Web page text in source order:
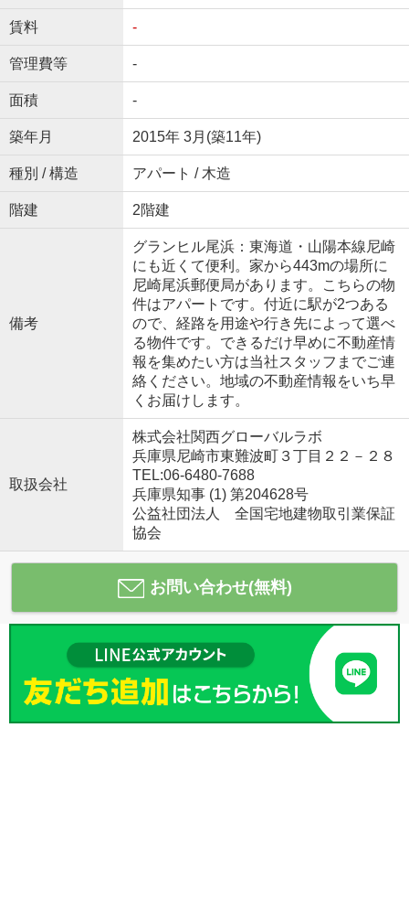
賃料 -
管理費等 -
面積 -
築年月 2015年 3月(築11年)
種別 / 構造 アパート / 木造
階建 2階建
備考
グランヒル尾浜：東海道・山陽本線尼崎
にも近くて便利。家から443mの場所に
尼崎尾浜郵便局があります。こちらの物
件はアパートです。付近に駅が2つある
ので、経路を用途や行き先によって選べ
る物件です。できるだけ早めに不動産情
報を集めたい方は当社スタッフまでご連
絡ください。地域の不動産情報をいち早
くお届けします。
取扱会社
株式会社関西グローバルラボ
兵庫県尼崎市東難波町３丁目２２－２８
TEL:06-6480-7688
兵庫県知事 (1) 第204628号
公益社団法人 全国宅地建物取引業保証
協会
お問い合わせ(無料)